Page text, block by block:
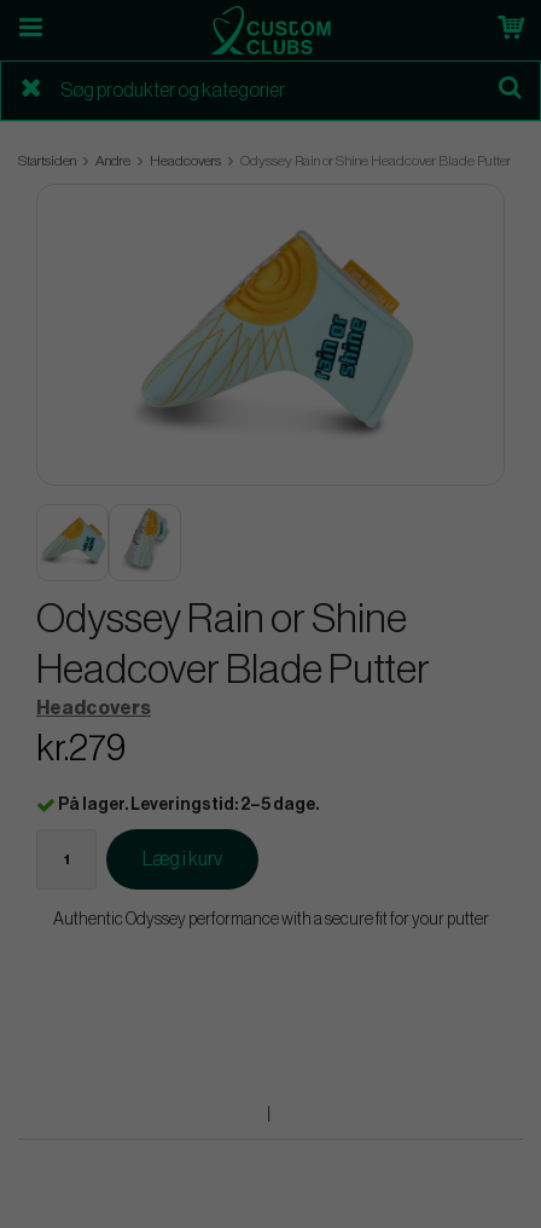
Startsiden Andre Headcovers Odyssey Rain or Shine Headcover Blade Putter
Odyssey Rain or Shine
Headcover Blade Putter
Headcovers
kr.279
På lager. Leveringstid: 2–5 dage.
Læg i kurv
Authentic Odyssey performance with a secure fit for your putter